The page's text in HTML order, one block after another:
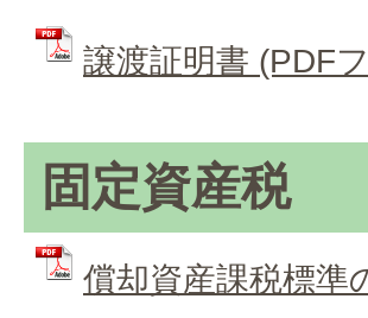
譲渡証明書 (PDF
固定資産税
償却資産課税標準